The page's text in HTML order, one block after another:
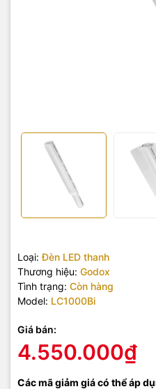
Loại: Đèn LED thanh
Thương hiệu: Godox
Tình trạng: Còn hàng
Model: LC1000Bi
Giá bán:
4.550.000₫
Các mã giảm giá có thể áp